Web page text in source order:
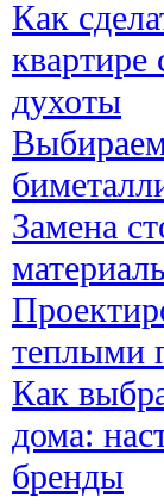
Как
духоты
Замена
теплыми
Как
дома:
бренды